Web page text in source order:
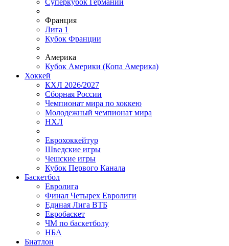
Суперкубок Германии
Франция
Лига 1
Кубок Франции
Америка
Кубок Америки (Копа Америка)
Хоккей
КХЛ 2026/2027
Сборная России
Чемпионат мира по хоккею
Молодежный чемпионат мира
НХЛ
Еврохоккейтур
Шведские игры
Чешские игры
Кубок Первого Канала
Баскетбол
Евролига
Финал Четырех Евролиги
Единая Лига ВТБ
Евробаскет
ЧМ по баскетболу
НБА
Биатлон